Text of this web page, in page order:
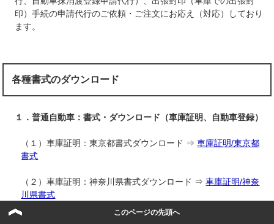
印）手続の申請代行のご依頼・ご注文にお応え（対応）しており
ます。
各種書式のダウンロード
１．普通自動車：書式・ダウンロード（車庫証明、自動車登録）
（１）車庫証明：東京都書式ダウンロード ⇒車庫証明/東京都
書式
（２）車庫証明：神奈川県書式ダウンロード ⇒車庫証明/神奈
川県書式
このページの先頭へ